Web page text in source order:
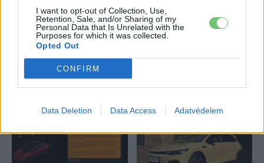
I want to opt-out of Collection, Use,
Retention, Sale, and/or Sharing of my
Personal Data that Is Unrelated with the
Purposes for which it was collected.
Opted Out
CONFIRM
Data Deletion Data Access Adatvédelem
Hyundai IONIQ 5 titkos tesztautója
2026-08-03
Legutolsó cikkek